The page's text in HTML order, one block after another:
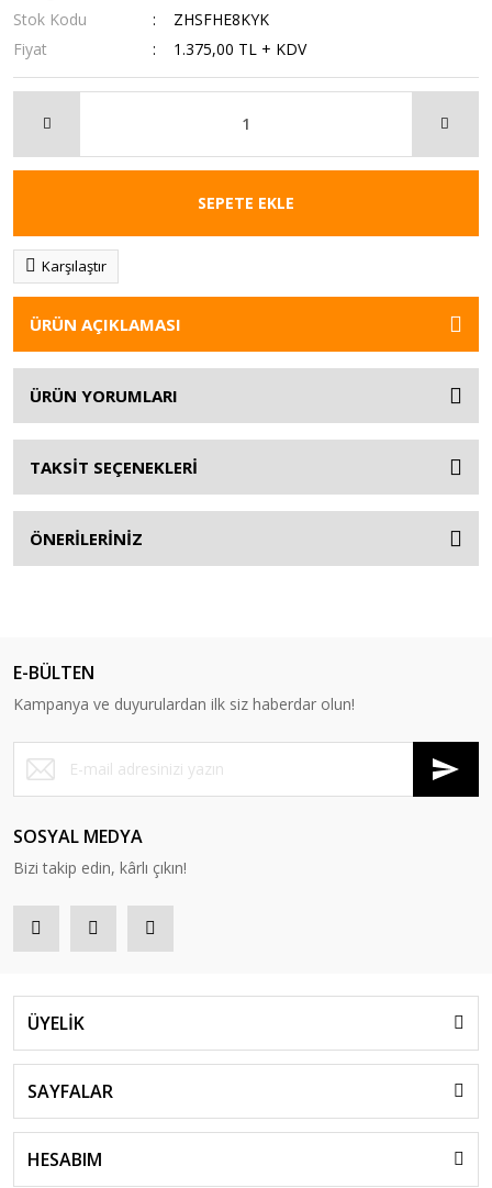
Stok Kodu
ZHSFHE8KYK
Fiyat
1.375,00 TL + KDV
SEPETE EKLE
Karşılaştır
ÜRÜN AÇIKLAMASI
ÜRÜN YORUMLARI
TAKSİT SEÇENEKLERİ
ÖNERİLERİNİZ
E-BÜLTEN
Kampanya ve duyurulardan ilk siz haberdar olun!
SOSYAL MEDYA
Bizi takip edin, kârlı çıkın!
ÜYELİK
SAYFALAR
HESABIM